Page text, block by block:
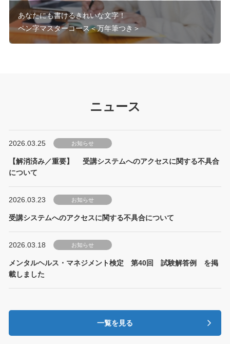
あなたにも書けるきれいな文字！
ペン字マスターコース＜万年筆つき＞
ニュース
2026.03.25 お知らせ
【解消済み／重要】 受講システムへのアクセスに関する不具合
について
2026.03.23 お知らせ
受講システムへのアクセスに関する不具合について
2026.03.18 お知らせ
メンタルヘルス・マネジメント検定 第40回 試験解答例 を掲
載しました
一覧を見る